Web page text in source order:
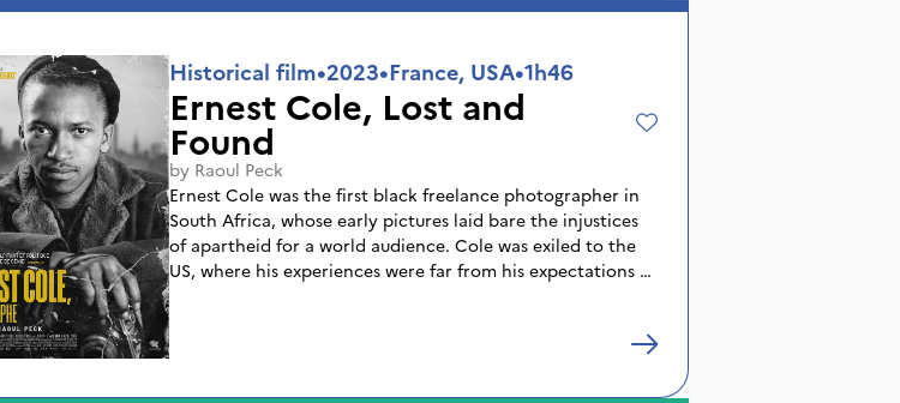
classiques et les micro-trottoirs. Ce film est aussi l'occasion
parcours, histoire peut-être de transcender ses propres
douleurs et ses regrets.
Historical film•2023•France, USA•1h46
Ernest Cole, Lost and
Found
by Raoul Peck
Ernest Cole was the first black freelance photographer in
South Africa, whose early pictures laid bare the injustices
of apartheid for a world audience. Cole was exiled to the
US, where his experiences were far from his expectations of
the American Dream.